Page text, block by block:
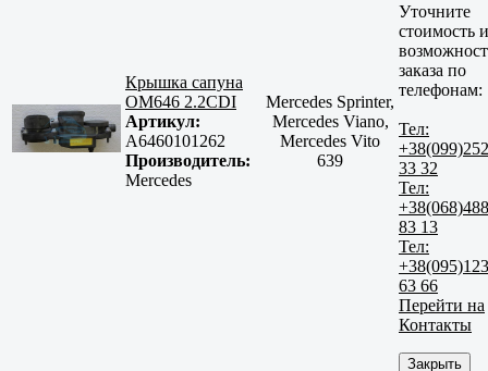
Крышка сапуна
OM646 2.2CDI
Артикул:
A6460101262
Производитель:
Mercedes
Mercedes Sprinter,
Mercedes Viano,
Mercedes Vito
639
Уточните
стоимость и
заказа по
телефонам:
Тел:
+38(099)252
33 32
Тел:
+38(068)488
83 13
Тел:
+38(095)123
63 66
Перейти на
Контакты
Закрыть